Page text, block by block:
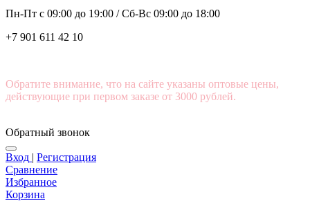
Пн-Пт с 09:00 до 19:00 /Сб-Вс 09:00 до 18:00
+7 901 611 42 10
Обратите внимание, что на сайте указаны оптовые цены,
действующие при первом заказе от 3000 рублей.
Обратный звонок
Вход | Регистрация
Сравнение
Избранное
Корзина